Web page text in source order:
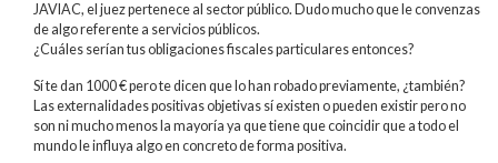
JAVIAC, el juez pertenece al sector público. Dudo mucho que le convenzas
de algo referente a servicios públicos.
¿Cuáles serían tus obligaciones fiscales particulares entonces?
Sí te dan 1000 € pero te dicen que lo han robado previamente, ¿también?
Las externalidades positivas objetivas sí existen o pueden existir pero no
son ni mucho menos la mayoría ya que tiene que coincidir que a todo el
mundo le influya algo en concreto de forma positiva.